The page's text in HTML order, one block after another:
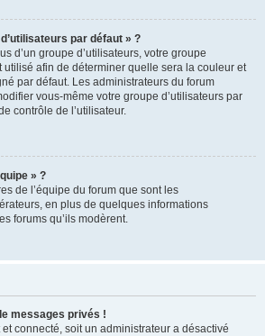
par défaut » ?
d’un groupe d’utilisateurs, votre groupe
utilisé afin de déterminer quelle sera la couleur et
par défaut. Les administrateurs du forum
vous-même votre groupe d’utilisateurs par
contrôle de l’utilisateur.
» ?
de l’équipe du forum que sont les
en plus de quelques informations
forums qu’ils modèrent.
messages privés !
connecté, soit un administrateur a désactivé